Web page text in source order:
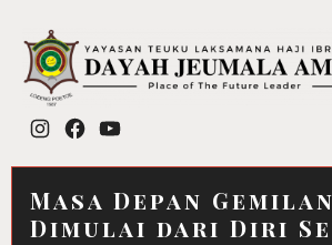
content
Dayah Jeumala
Place of The Future Leader
Instagram
FacebookYouTube
Masa Depan
Dimulai dari Diri